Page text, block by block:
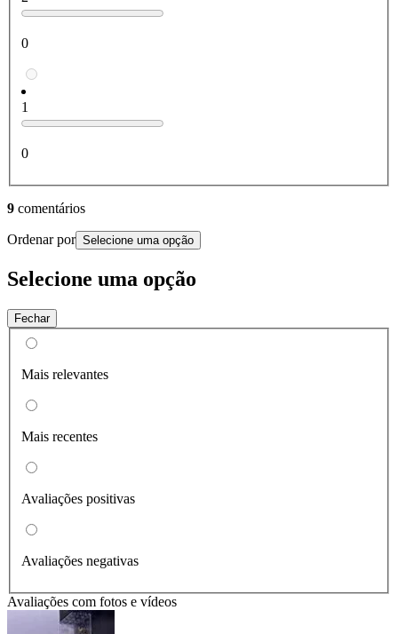
0
1
0
9 comentários
Ordenar por Selecione uma opção
Selecione uma opção
Fechar
Mais relevantes
Mais recentes
Avaliações positivas
Avaliações negativas
Avaliações com fotos e vídeos